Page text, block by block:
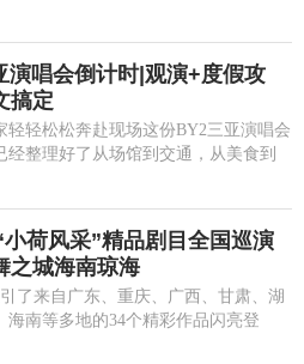
演唱会倒计时|观演+度假攻
搞定
轻轻松松奔赴现场这份BY2三亚演唱会
经整理好了从场馆到交通，从美食到
荷风采”精品剧目全国巡演
之城海南琼海
了来自广东、重庆、广西、甘肃、湖
海南等多地的34个精彩作品闪亮登